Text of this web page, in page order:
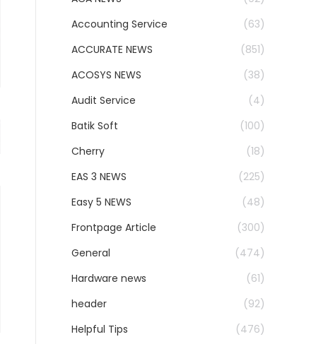
Accounting Service
(63)
ACCURATE NEWS
(851)
ACOSYS NEWS
(38)
Audit Service
(4)
Batik Soft
(100)
Cherry
(18)
EAS 3 NEWS
(225)
Easy 5 NEWS
(48)
Frontpage Article
(300)
General
(474)
Hardware news
(61)
header
(92)
Helpful Tips
(476)